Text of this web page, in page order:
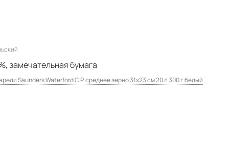
замечательная бумага
Saunders Waterford C.P. среднее зерно 31х23 см 20 л 300 г белый